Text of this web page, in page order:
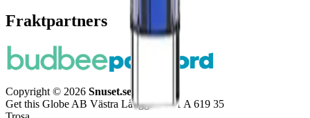
Fraktpartners
Copyright © 2026 Snuset.se
Get this Globe AB Västra Långgatan 41 A 619 35